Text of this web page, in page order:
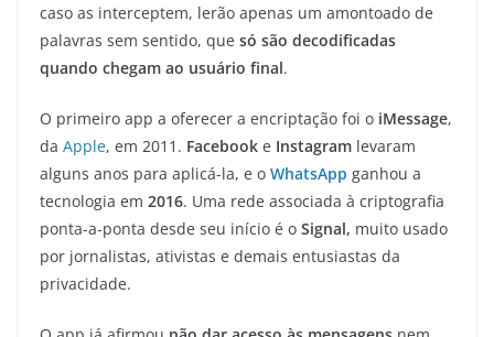
caso as interceptem, lerão apenas um amontoado de
palavras sem sentido, que só são decodificadas
quando chegam ao usuário final.
O primeiro app a oferecer a encriptação foi o iMessage,
da Apple, em 2011. Facebook e Instagram levaram
alguns anos para aplicá-la, e o WhatsApp ganhou a
tecnologia em 2016. Uma rede associada à criptografia
ponta-a-ponta desde seu início é o Signal, muito usado
por jornalistas, ativistas e demais entusiastas da
privacidade.